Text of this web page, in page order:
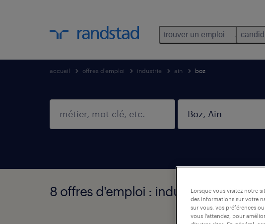
trouver un emploi
accueil offres d'emploi industrie ain boz
8 offres d'emploi : industrie, Boz, Ain
Lorsque vous visitez notre
des informations sur votre
sur vous, vos préférences
vous l’attendez, pour